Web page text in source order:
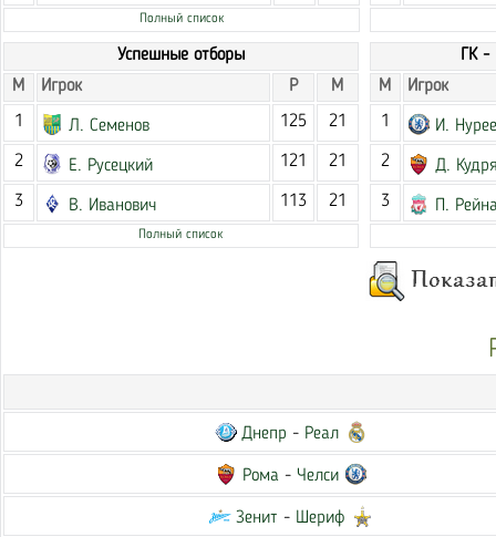
Полный список
Успешные отборы
М
Игрок Р
М
1
Л. Семенов 125 21
2 Е. Русецкий 121 21
3 В. Иванович 113 21
Полный список
ГК -
М
Игрок
1
И.
2
Д.
3
П.
Днепр - Реал
Рома - Челси
Зенит - Шериф